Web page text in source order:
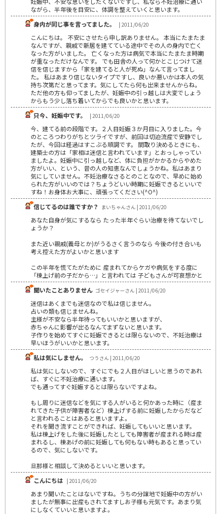
ながら、半年後を目安に、体調を整えていくと思います。
身内が同じ事を言ってました。
| 2011/06/20
こんにちは。 不安にさせたら申し訳ありません。 本当にたまたま
なんですが、親戚で新居を建てている途中でその人の身内で亡く
なった方がいました。 亡くなった方は病気で本当にたまたま時期
が重なっただけなんです。 でも田舎の人って何かとこじつけて迷
信を信じますから「家を建てると人が死ぬ」なんて言ってまし
た。 私はあまり信じないタイプですし、良いか悪いかは本人の気
持ち次第だと思ってます。気にしてたら何も出来ませんからね。
ただ他の方も仰ってましたが、妊娠中の引っ越しは大変でしょう
からもう少し落ち着いてからでも良いかと思います。
只今、妊娠中です。
| 2011/06/20
今、建てる前の段階です。２人目妊娠３か月目に入りました。今
のところつわりがちとツライですが、前回は切迫流産で安静でし
たが、今回は経過はすこぶる順調です。 間取り決めるときにも、
建築士の方は「家相は迷信と言われています」とおっしゃってい
ましたよ。妊娠中に引っ越しなど、体に負担がかかるからやめた
方がいい、という、昔の人の知恵なんでしょうかね。私はあまり
気にしていません。不妊治療なさるとのことなので、早めに始め
られた方がいいのでは？ちょうどいい時期に妊娠できるといいで
すね！お身体お大事に、頑張ってください(^O^)
信じてるのは誰ですか？
まいちゃんさん | 2011/06/20
あなた自身が気にするなら たった半年ぐらい治療を待てないでし
ょうか？
また近い親戚(義母とか)がうるさく言うのなら 今後の付き合いも
考え控えた方がよいかと思います
この半年を慌てたがために 産まれてからケガや病気をする度に
「棟上げ前の子だから…」と言われては 子どもさんが可哀想かと
聞いたことありません ゴセイジャーさん | 2011/06/20
迷信はあくまでも迷信なので私は信じません。
占いの類も信じませんね。
主様が不安なら半年待ってもいいかと思いますが、
赤ちゃんに影響が出るなんてまずないと思います。
子作りを始めてすぐに妊娠できるとは限らないので、不妊治療は
早いほうがいいかと思います。
私は気にしません。
つうさん | 2011/06/20
私は気にしないので、すぐにでも２人目がほしいと思うのであれ
ば、すぐに不妊治療に通います。
でも通ってすぐ妊娠するとは限らないですよね。
もし周りに迷信などを気にする人がいると何かあった時に（産ま
れてきた子供が障害者など）棟上げする前に妊娠したからだなど
と言われることはあると思いますよ。
それを聞き流すことができれば、妊娠してもいいと思います。
私は棟上げをした後に妊娠したとしても障害者が産まれる時は産
まれるし、棟あげの前に妊娠しても何もない時もあると思ってい
るので、気にしないです。
旦那様と相談して決めるといいと思います。
こんにちは | 2011/06/20
あまり聞いたことはないですね。うちの分譲地で妊娠中の方がい
ましたが無事に出産もされてますしお子様も元気です。あまり気
にしなくていいと思いますよ。